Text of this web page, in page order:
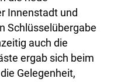
Innenstadt und
Schlüsselübergabe
auch die
ergab sich beim
Gelegenheit,